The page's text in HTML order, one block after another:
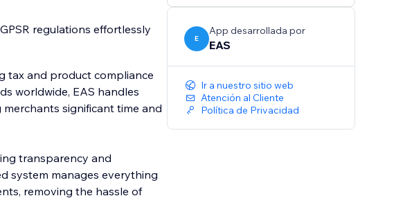
regulations effortlessly
tax and product compliance
worldwide, EAS handles
merchants significant time and
transparency and
system manages everything
removing the hassle of
E
App desarrollada por
EAS
Ir a nuestro sitio web
Atención al Cliente
Política de Privacidad